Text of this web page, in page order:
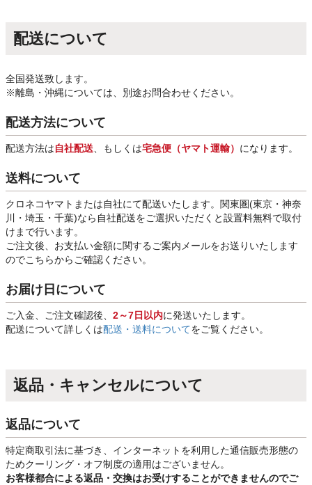
配送について
全国発送致します。
※離島・沖縄については、別途お問合わせください。
配送方法について
配送方法は自社配送 、もしくは宅急便（ヤマト運輸） になります。
送料について
クロネコヤマトまたは自社にて配送いたします。関東圏(東京・神奈
川・埼玉・千葉)なら自社配送をご選択いただくと設置料無料で取付
けまで行います。
ご注文後、お支払い金額に関するご案内メールをお送りいたします
のでこちらからご確認ください。
お届け日について
ご入金、ご注文確認後、 2～7日以内に発送いたします。
配送について詳しくは配送・送料についてをご覧ください。
返品・キャンセルについて
返品について
特定商取引法に基づき、インターネットを利用した通信販売形態の
ためクーリング・オフ制度の適用はございません。
お客様都合による返品・交換はお受けすることができませんのでご